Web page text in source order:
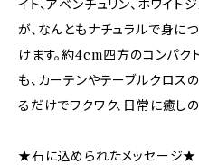
イト、アベンチュリン、ホワイト
が、なんともナチュラルで身に
けます。約4cm四方のコンパク
も、カーテンやテーブルクロス
るだけでワクワク、日常に癒し
★石に込められたメッセージ★